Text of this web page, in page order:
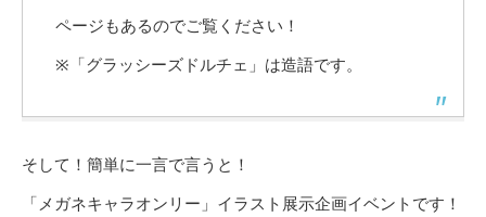
ページもあるのでご覧ください！
※「グラッシーズドルチェ」は造語です。
そして！簡単に一言で言うと！
「メガネキャラオンリー」イラスト展示企画イベントです！